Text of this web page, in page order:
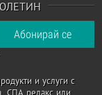
и услуги с
СПА релакс или